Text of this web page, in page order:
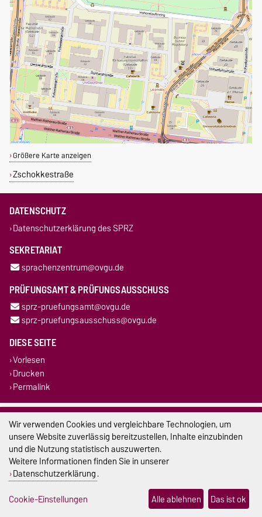
Größere Karte anzeigen
Zschokkestraße
DATENSCHUTZ
Datenschutzerklärung des SPRZ
SEKRETARIAT
sprachenzentrum@ovgu.de
PRÜFUNGSAMT & PRÜFUNGSAUSSCHUSS
sprz-pruefungsamt@ovgu.de
sprz-pruefungsausschuss@ovgu.de
DIESE SEITE
Vorlesen
Drucken
Permalink
Impressum
Datenschutz
Barrierefreiheit
Cookie-Einstellungen
Wir verwenden Cookies und vergleichbare Technologien, um
unsere Website zuverlässig bereitzustellen, Inhalte einzubinden
und die Nutzung statistisch auszuwerten.
Weitere Informationen finden Sie in unserer
Datenschutzerklärung.
Cookie-Einstellungen
Alle ablehnen Das ist ok